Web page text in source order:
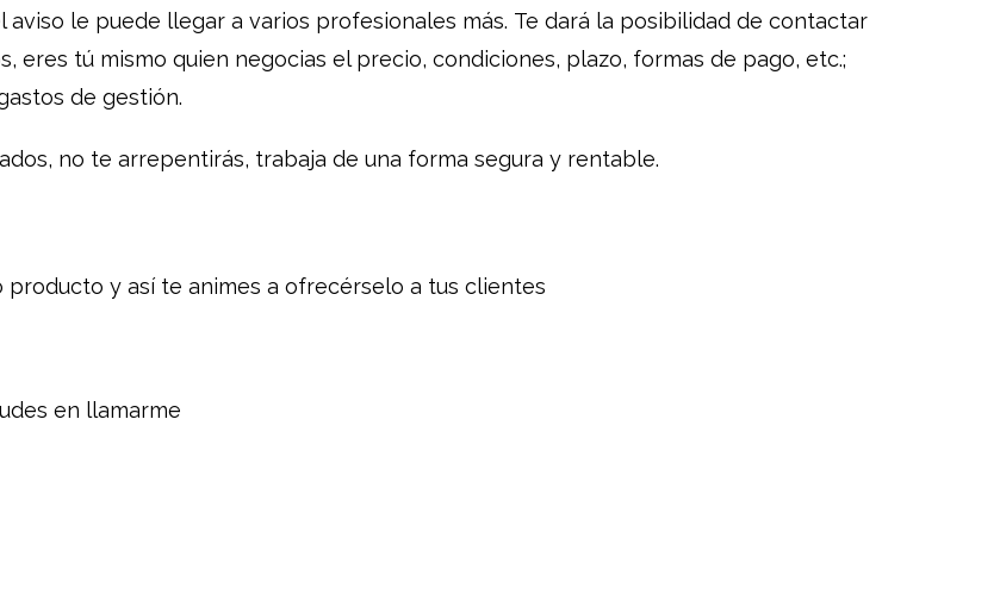
le puede llegar a varios profesionales más. Te dará la posibilidad de contactar
tú mismo quien negocias el precio, condiciones, plazo, formas de pago, etc.;
de gestión.
no te arrepentirás, trabaja de una forma segura y rentable.
y así te animes a ofrecérselo a tus clientes
en llamarme